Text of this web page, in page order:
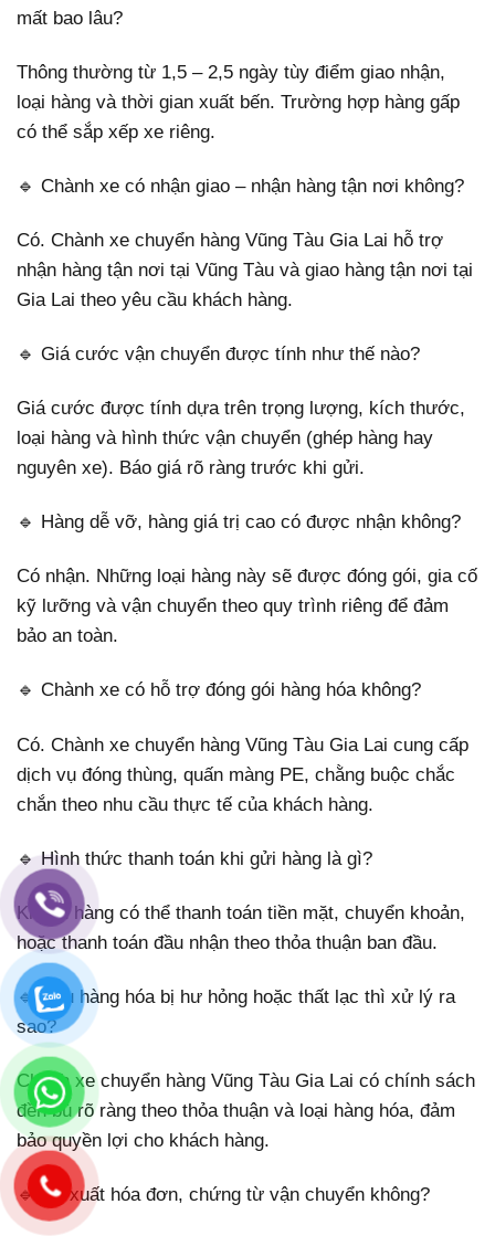
mất bao lâu?
Thông thường từ 1,5 – 2,5 ngày tùy điểm giao nhận,
loại hàng và thời gian xuất bến. Trường hợp hàng gấp
có thể sắp xếp xe riêng.
🔹 Chành xe có nhận giao – nhận hàng tận nơi không?
Có. Chành xe chuyển hàng Vũng Tàu Gia Lai hỗ trợ
nhận hàng tận nơi tại Vũng Tàu và giao hàng tận nơi tại
Gia Lai theo yêu cầu khách hàng.
🔹 Giá cước vận chuyển được tính như thế nào?
Giá cước được tính dựa trên trọng lượng, kích thước,
loại hàng và hình thức vận chuyển (ghép hàng hay
nguyên xe). Báo giá rõ ràng trước khi gửi.
🔹 Hàng dễ vỡ, hàng giá trị cao có được nhận không?
Có nhận. Những loại hàng này sẽ được đóng gói, gia cố
kỹ lưỡng và vận chuyển theo quy trình riêng để đảm
bảo an toàn.
🔹 Chành xe có hỗ trợ đóng gói hàng hóa không?
Có. Chành xe chuyển hàng Vũng Tàu Gia Lai cung cấp
dịch vụ đóng thùng, quấn màng PE, chằng buộc chắc
chắn theo nhu cầu thực tế của khách hàng.
🔹 Hình thức thanh toán khi gửi hàng là gì?
Khách hàng có thể thanh toán tiền mặt, chuyển khoản,
hoặc thanh toán đầu nhận theo thỏa thuận ban đầu.
🔹 Nếu hàng hóa bị hư hỏng hoặc thất lạc thì xử lý ra
sao?
Chành xe chuyển hàng Vũng Tàu Gia Lai có chính sách
đền bù rõ ràng theo thỏa thuận và loại hàng hóa, đảm
bảo quyền lợi cho khách hàng.
🔹 Có xuất hóa đơn, chứng từ vận chuyển không?